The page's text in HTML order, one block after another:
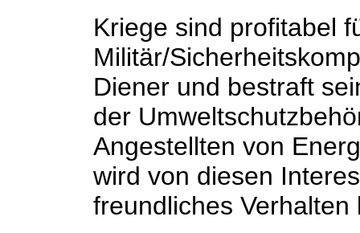
Kriege sind profitabel
Militär/
Diener und bestraft
der
Angestellten von
wird von diesen
freundliches Verhalten